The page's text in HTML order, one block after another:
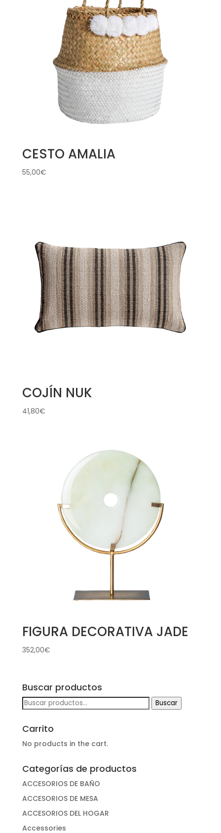
CESTO AMALIA
55,00€
COJÍN NUK
41,80€
FIGURA DECORATIVA JADE
352,00€
Buscar productos
Buscar
por:
Buscar
Carrito
No products in the cart.
Categorías de productos
ACCESORIOS DE BAÑO
ACCESORIOS DE MESA
ACCESORIOS DEL HOGAR
Accessories